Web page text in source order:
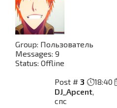
Group: Пользователь
Messages: 9
Status: Offline
Post # 3 18:40
DJ_Apcent,
спс